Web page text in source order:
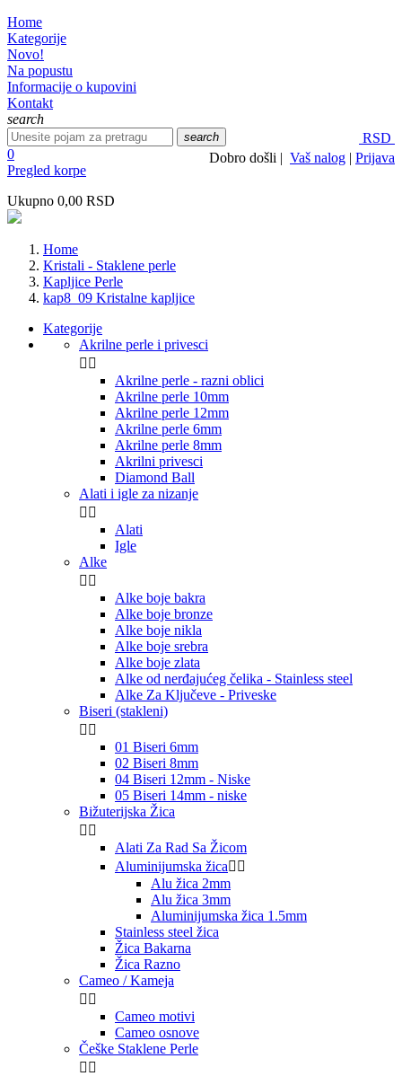
Home
Kategorije
Novo!
Na popustu
Informacije o kupovini
Kontakt
RSD
Dobro došli | Vaš nalog | Prijava
search
search
0
Pregled korpe
Ukupno 0,00 RSD
Home
Kristali - Staklene perle
Kapljice Perle
kap8_09 Kristalne kapljice
Kategorije
Akrilne perle i privesci
 
Akrilne perle - razni oblici
Akrilne perle 10mm
Akrilne perle 12mm
Akrilne perle 6mm
Akrilne perle 8mm
Akrilni privesci
Diamond Ball
Alati i igle za nizanje
 
Alati
Igle
Alke
 
Alke boje bakra
Alke boje bronze
Alke boje nikla
Alke boje srebra
Alke boje zlata
Alke od nerđajućeg čelika - Stainless steel
Alke Za Ključeve - Priveske
Biseri (stakleni)
 
01 Biseri 6mm
02 Biseri 8mm
04 Biseri 12mm - Niske
05 Biseri 14mm - niske
Bižuterijska Žica
 
Alati Za Rad Sa Žicom
Aluminijumska žica 
Alu žica 2mm
Alu žica 3mm
Aluminijumska žica 1.5mm
Stainless steel žica
Žica Bakarna
Žica Razno
Cameo / Kameja
 
Cameo motivi
Cameo osnove
Češke Staklene Perle
 